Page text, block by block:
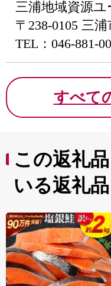
三浦地域資源ユ
〒238-0105 三
TEL：046-881-
すべて
この返礼
いる返礼品